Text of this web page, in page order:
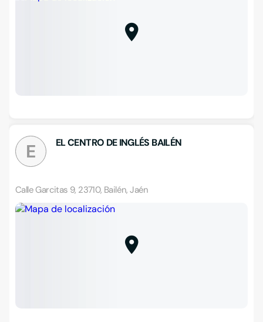
E EL CENTRO DE INGLÉS BAILÉN
Calle Garcitas 9, 23710, Bailén, Jaén